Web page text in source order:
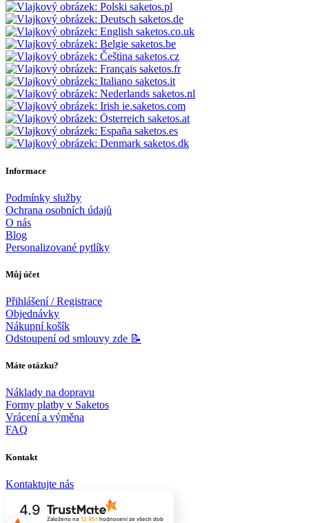
saketos.pl
saketos.de
saketos.co.uk
saketos.be
saketos.cz
saketos.fr
saketos.it
saketos.nl
ie.saketos.com
saketos.at
saketos.es
saketos.dk
Informace
Podmínky služby
Ochrana osobních údajů
O nás
Blog
Personalizované pytlíky
Můj účet
Přihlášení / Registrace
Objednávky
Nákupní košík
Odstoupení od smlouvy zde 📝
Máte otázku?
Náklady na dopravu
Formy platby v Saketos
Vrácení a výměna
FAQ
Kontakt
Kontaktujte nás
4.9
Založeno na 12 951 hodnocení ze všech dob